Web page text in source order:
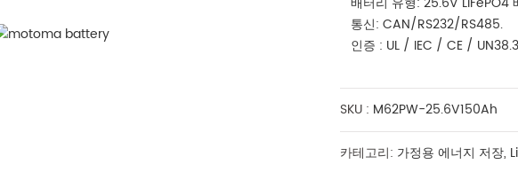
통신: CAN/RS232/RS485.
인증 : UL / IEC / CE /
SKU : M62PW-25.6V150Ah
카테고리: 가정용 에너지 저장,